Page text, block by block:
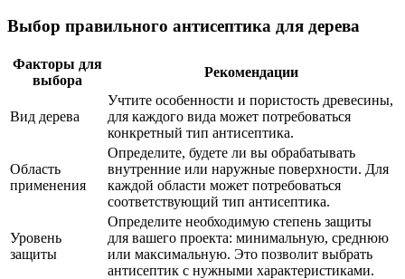
Выбор правильного антисептика для дерева
Факторы для
выбора
Рекомендации
Вид дерева
Учтите особенности и пористость древесины,
для каждого вида может потребоваться
конкретный тип антисептика.
Область
применения
Определите, будете ли вы обрабатывать
внутренние или наружные поверхности. Для
каждой области может потребоваться
соответствующий тип антисептика.
Уровень
защиты
Определите необходимую степень защиты
для вашего проекта: минимальную, среднюю
или максимальную. Это позволит выбрать
антисептик с нужными характеристиками.